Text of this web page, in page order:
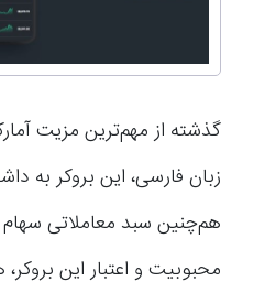
گذشته از مهم‌ترین مزیت
زبان فارسی، این بروکر به
هم‌چنین سبد معاملاتی
محبوبیت و اعتبار این